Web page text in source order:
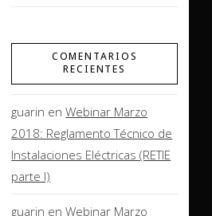
COMENTARIOS
RECIENTES
guarin enWebinar Marzo
2018: Reglamento Técnico de
Instalaciones Eléctricas (RETIE
parte I)
guarin enWebinar Marzo